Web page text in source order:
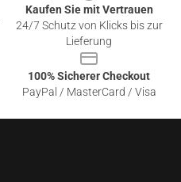
Kaufen Sie mit Vertrauen
24/7 Schutz von Klicks bis zur
Lieferung
100% Sicherer Checkout
PayPal / MasterCard / Visa